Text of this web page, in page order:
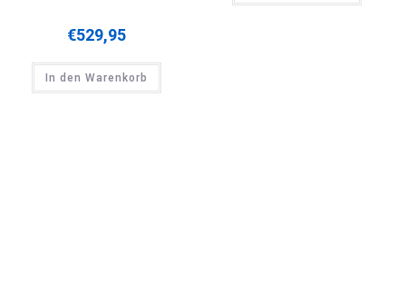
€529,95
In den Warenkorb